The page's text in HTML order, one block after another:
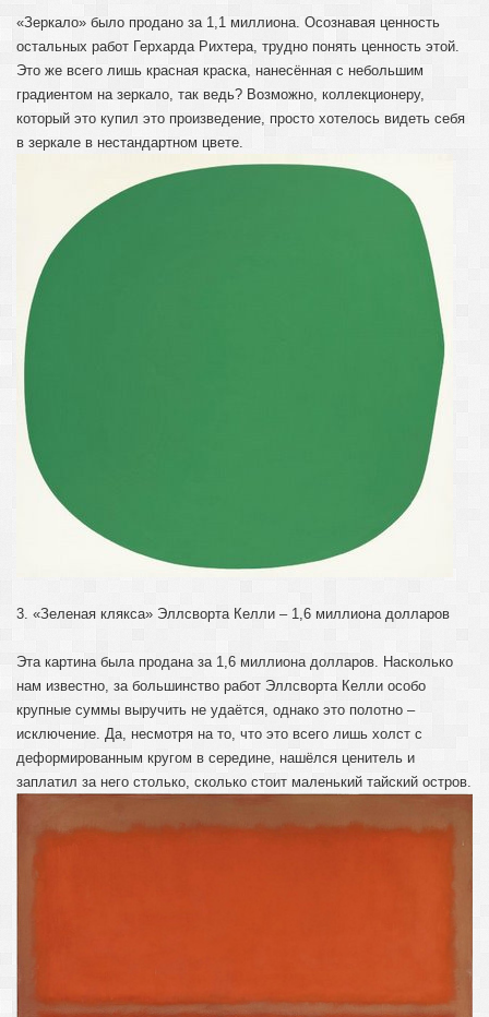
«Зеркало» было продано за 1,1 миллиона. Осознавая ценность
остальных работ Герхарда Рихтера, трудно понять ценность этой.
Это же всего лишь красная краска, нанесённая с небольшим
градиентом на зеркало, так ведь? Возможно, коллекционеру,
который это купил это произведение, просто хотелось видеть себя
в зеркале в нестандартном цвете.
3. «Зеленая клякса» Эллсворта Келли – 1,6 миллиона долларов
Эта картина была продана за 1,6 миллиона долларов. Насколько
нам известно, за большинство работ Эллсворта Келли особо
крупные суммы выручить не удаётся, однако это полотно –
исключение. Да, несмотря на то, что это всего лишь холст с
деформированным кругом в середине, нашёлся ценитель и
заплатил за него столько, сколько стоит маленький тайский остров.